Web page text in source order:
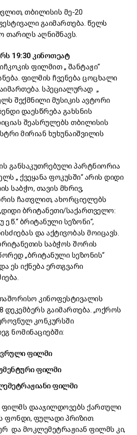
თბილისის მე-20
გაიმართება. წელს
თარიღს აღნიშნავს.
19:30კინოთეატ
ფილმით „ შანტაჟი“
ფილმის ჩვენება ცოცხალი
სპეციალურად „
შექმნილი მუსიკის ავტორი
დაესწრება გახსნის
შეასრულებს თბილისის
მირიან ხუხუნაიშვილის
განსაკუთრებული პარტნიორია
„ ქვეყანა ფოკუსში“ არის დიდი
საბჭო, თავის მხრივ,
ჩათვლით, ახორციელებს
ბრიტანეთი/საქართველო:
ბრიტანული სეზონი“,
და აქტივობას მოიცავს.
საბჭოს შორის
„ბრიტანული სეზონის“
ეს იქნება ერთგვარი
კინოფესტივალის
დეკემბერს გაიმართება. „ოქროს
კონკურსში
ნომინაციებში:
ფილმი
ფილმი
ფილმი
ფილმს დააჯილდოვებს ქართული
ფონდი, ფულადი პრიზით.
და მოკლემეტრაჟიან ფილმს კი,